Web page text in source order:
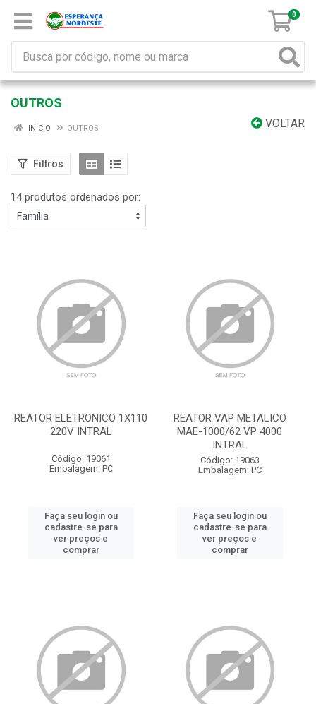
0
OUTROS
VOLTAR
INÍCIO OUTROS
Filtros
14 produtos ordenados por:
REATOR ELETRONICO 1X110
220V INTRAL
Código: 19061
Embalagem: PC
Faça seu login ou
cadastre-se para
ver preços e
comprar
REATOR VAP METALICO
MAE-1000/62 VP 4000
INTRAL
Código: 19063
Embalagem: PC
Faça seu login ou
cadastre-se para
ver preços e
comprar